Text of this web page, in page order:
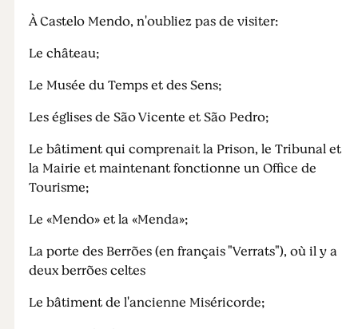
À Castelo Mendo, n'oubliez pas de visiter:
Le château;
Le Musée du Temps et des Sens;
Les églises de São Vicente et São Pedro;
Le bâtiment qui comprenait la Prison, le Tribunal et
la Mairie et maintenant fonctionne un Office de
Tourisme;
Le «Mendo» et la «Menda»;
La porte des Berrões (en français "Verrats"), où il y a
deux berrões celtes
Le bâtiment de l'ancienne Miséricorde;